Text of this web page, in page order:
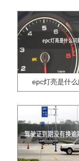
epc灯亮是什